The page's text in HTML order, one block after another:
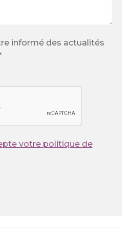
informé des actualités
votre politique de